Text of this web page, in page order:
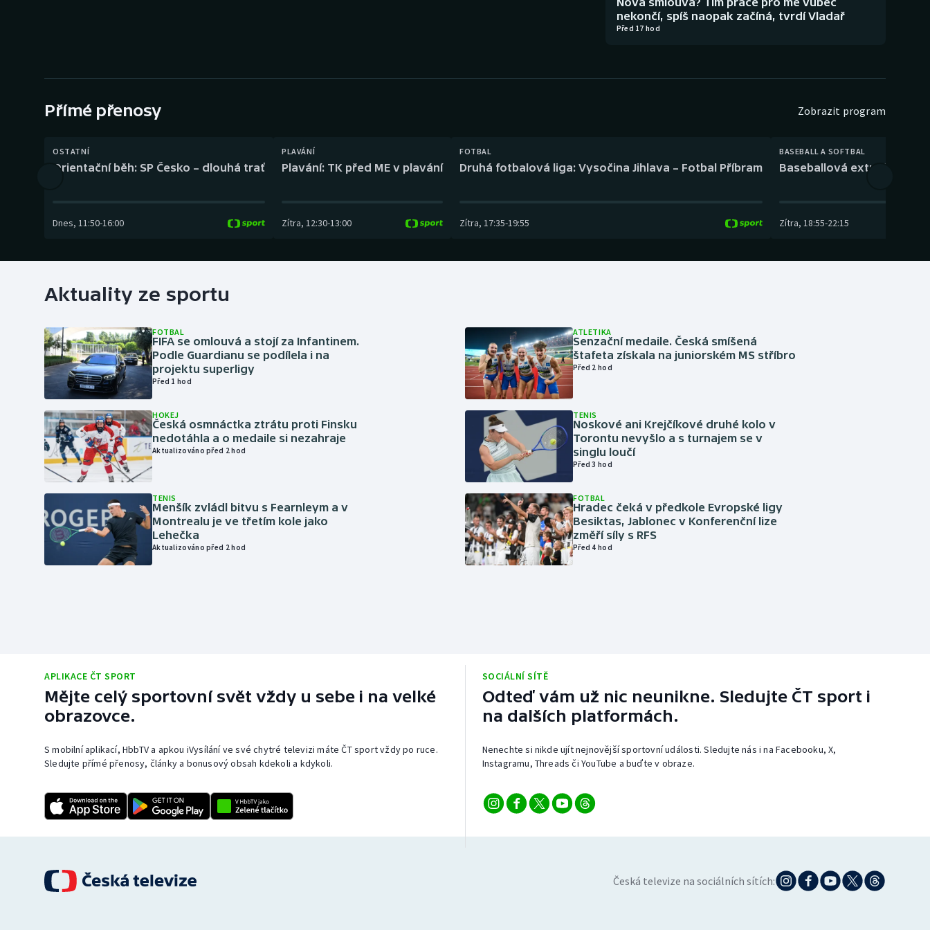
Gymnastika Plážový volejbal
nekončí, spíš naopak začíná, tvrdí Vladař
Před 17 hod
Přímé přenosy Zobrazit program
OSTATNÍ
Orientační běh: SP Česko – dlouhá trať
Dnes, 11:50-16:00
PLAVÁNÍ
Plavání: TK před ME v plavání
Zítra, 12:30-13:00
FOTBAL
Druhá fotbalová liga: Vysočina Jihlava – Fotbal Příbram
Zítra, 17:35-19:55
BASEBALL A SOFTBAL
Baseballová extraliga:
Zítra, 18:55-22:15
Aktuality ze sportu
FOTBAL
FIFA se omlouvá a stojí za Infantinem.
Podle Guardianu se podílela i na
projektu superligy
Před 1 hod
HOKEJ
Česká osmnáctka ztrátu proti Finsku
nedotáhla a o medaile si nezahraje
Aktualizováno před 2 hod
TENIS
Menšík zvládl bitvu s Fearnleym a v
Montrealu je ve třetím kole jako
Lehečka
Aktualizováno před 2 hod
ATLETIKA
Senzační medaile. Česká smíšená
štafeta získala na juniorském MS stříbro
Před 2 hod
TENIS
Noskové ani Krejčíkové druhé kolo v
Torontu nevyšlo a s turnajem se v
singlu loučí
Před 3 hod
FOTBAL
Hradec čeká v předkole Evropské ligy
Besiktas, Jablonec v Konferenční lize
změří síly s RFS
Před 4 hod
APLIKACE ČT SPORT
Mějte celý sportovní svět vždy u sebe i na velké
obrazovce.
S mobilní aplikací, HbbTV a apkou iVysílání ve své chytré televizi máte ČT sport vždy po ruce.
Sledujte přímé přenosy, články a bonusový obsah kdekoli a kdykoli.
SOCIÁLNÍ SÍTĚ
Odteď vám už nic neunikne. Sledujte ČT sport i
na dalších platformách.
Nenechte si nikde ujít nejnovější sportovní události. Sledujte nás i na Facebooku, X,
Instagramu, Threads či YouTube a buďte v obraze.
Česká televize na sociálních sítích: